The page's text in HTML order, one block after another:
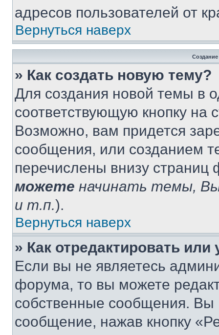
адресов пользователей от
Вернуться наверх
» Как создать новую тему?
Для создания новой темы в
соответствующую кнопку
Возможно, вам придется
сообщения, или созданием
перечислены внизу
можете начинать темы,
и т.п.).
Вернуться наверх
» Как отредактировать
Если вы не являетесь
форума, то вы можете
собственные сообщения. Вы
сообщение, нажав кнопку